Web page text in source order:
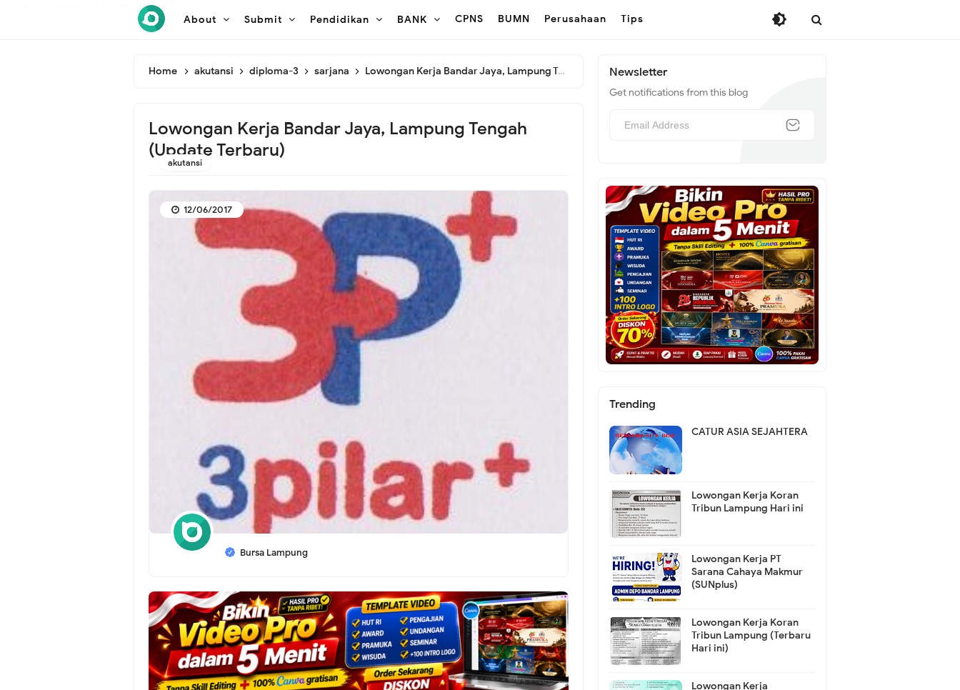
/* ganti br end */
About Submit Pendidikan BANK CPNS BUMN Perusahaan Tips
Home akutansi diploma-3 sarjana Lowongan Kerja Bandar Jaya, Lampung Tengah (Update Terbaru)
Lowongan Kerja Bandar Jaya, Lampung Tengah
(Update Terbaru)
akutansi
Bursa Lampung
12/06/2017
Newsletter
Get notifications from this blog
Trending
CATUR ASIA SEJAHTERA
Lowongan Kerja Koran
Tribun Lampung Hari ini
Lowongan Kerja PT
Sarana Cahaya Makmur
(SUNplus)
Lowongan Kerja Koran
Tribun Lampung (Terbaru
Hari ini)
Lowongan Kerja